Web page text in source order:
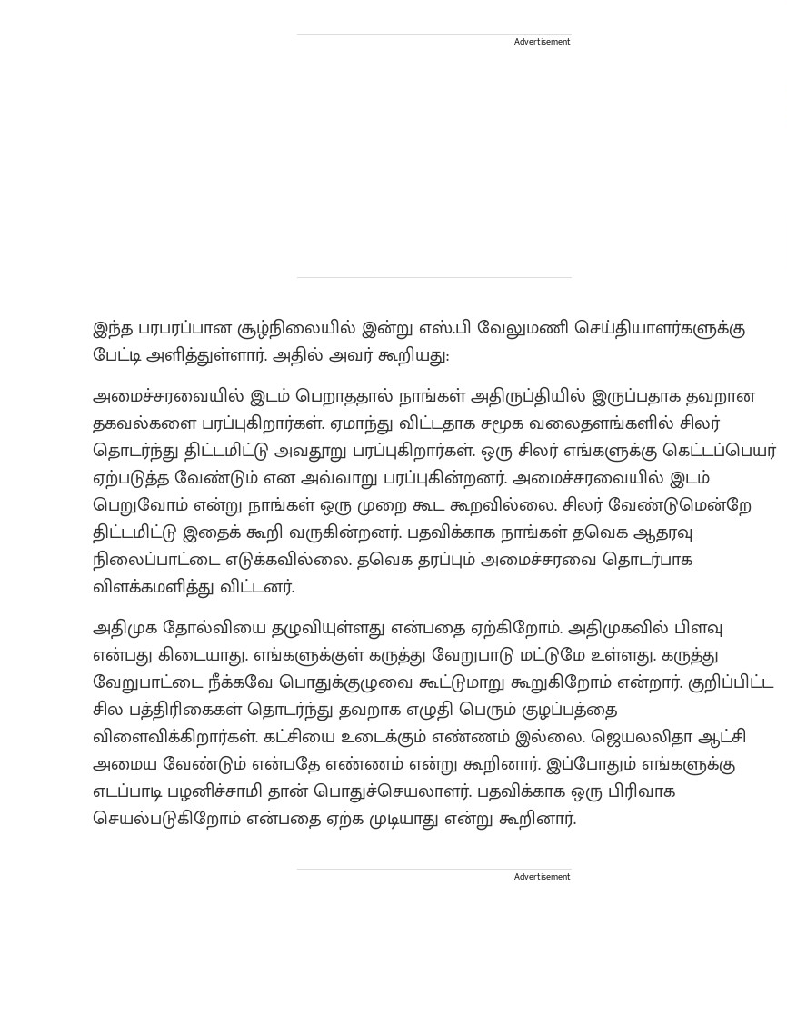
Advertisement
இந்த பரபரப்பான சூழ்நிலையில் இன்று எஸ்.பி வேலுமணி செய்தியாளர்களுக்கு
பேட்டி அளித்துள்ளார். அதில் அவர் கூறியது:
அமைச்சரவையில் இடம் பெறாததால் நாங்கள் அதிருப்தியில் இருப்பதாக தவறான
தகவல்களை பரப்புகிறார்கள். ஏமாந்து விட்டதாக சமூக வலைதளங்களில் சிலர்
தொடர்ந்து திட்டமிட்டு அவதூறு பரப்புகிறார்கள். ஒரு சிலர் எங்களுக்கு கெட்டப்பெயர்
ஏற்படுத்த வேண்டும் என அவ்வாறு பரப்புகின்றனர். அமைச்சரவையில் இடம்
பெறுவோம் என்று நாங்கள் ஒரு முறை கூட கூறவில்லை. சிலர் வேண்டுமென்றே
திட்டமிட்டு இதைக் கூறி வருகின்றனர். பதவிக்காக நாங்கள் தவெக ஆதரவு
நிலைப்பாட்டை எடுக்கவில்லை. தவெக தரப்பும் அமைச்சரவை தொடர்பாக
விளக்கமளித்து விட்டனர்.
அதிமுக தோல்வியை தழுவியுள்ளது என்பதை ஏற்கிறோம். அதிமுகவில் பிளவு
என்பது கிடையாது. எங்களுக்குள் கருத்து வேறுபாடு மட்டுமே உள்ளது. கருத்து
வேறுபாட்டை நீக்கவே பொதுக்குழுவை கூட்டுமாறு கூறுகிறோம் என்றார். குறிப்பிட்ட
சில பத்திரிகைகள் தொடர்ந்து தவறாக எழுதி பெரும் குழப்பத்தை
விளைவிக்கிறார்கள். கட்சியை உடைக்கும் எண்ணம் இல்லை. ஜெயலலிதா ஆட்சி
அமைய வேண்டும் என்பதே எண்ணம் என்று கூறினார். இப்போதும் எங்களுக்கு
எடப்பாடி பழனிச்சாமி தான் பொதுச்செயலாளர். பதவிக்காக ஒரு பிரிவாக
செயல்படுகிறோம் என்பதை ஏற்க முடியாது என்று கூறினார்.
Advertisement